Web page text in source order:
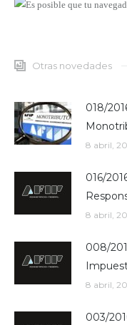
Otras novedades
018/
8 abril,
016/
8 abril,
008/
8 abril,
003/